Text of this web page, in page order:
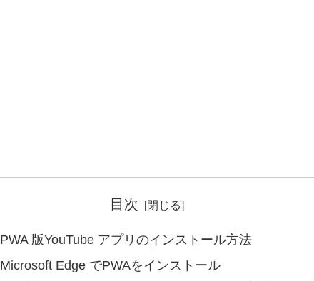
目次
PWA 版YouTube アプリのインストール方法
Microsoft Edge でPWAをインストール